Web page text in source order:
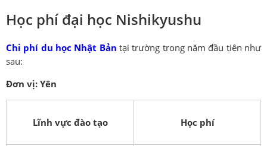
Học phí đại học Nishikyushu
Chi phí du học Nhật Bản tại trường trong năm đầu tiên như
sau:
Đơn vị: Yên
Lĩnh vực đào tạo Học phí